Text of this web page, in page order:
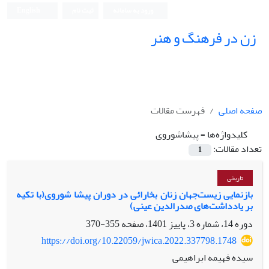
زن در فرهنگ و هنر
صفحه اصلی
فهرست مقالات
کلیدواژه‌ها =پیشاشوروی
تعداد مقالات:
1
تاریخی
بازنمایی زیست‌جهان زنان بخارائی در دوران پیشا شوروی(با تکیه
بر یادداشت‌های صدرالدین عینی)
دوره 14، شماره 3، پاییز 1401، صفحه
355-370
https://doi.org/10.22059/jwica.2022.337798.1748
سیده فهیمه ابراهیمی